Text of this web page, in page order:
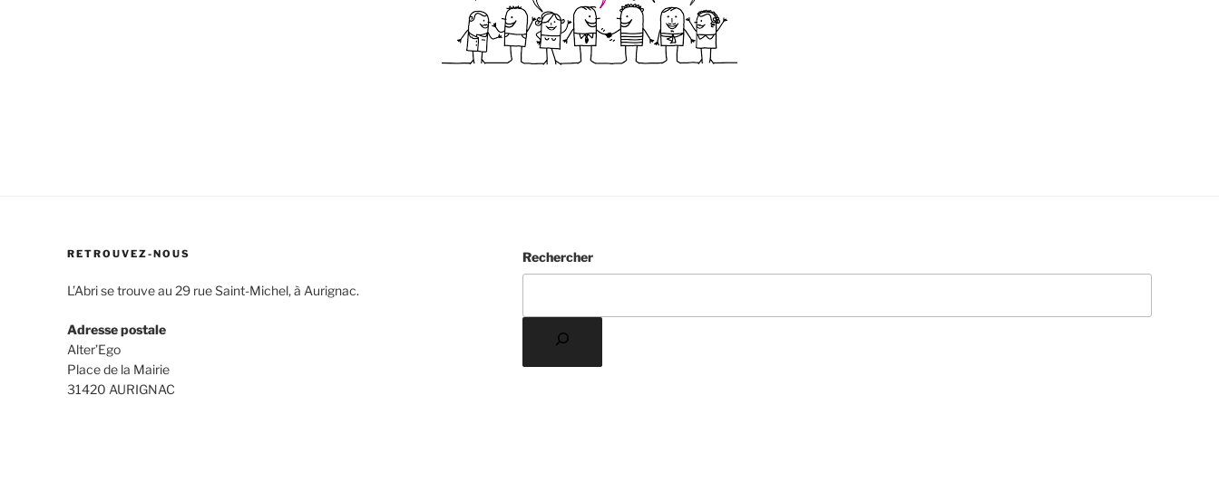
RETROUVEZ-NOUS
L’Abri se trouve au 29 rue Saint-Michel, à Aurignac.
Adresse postale
Alter’Ego
Place de la Mairie
31420 AURIGNAC
Rechercher